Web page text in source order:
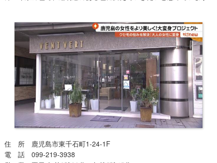
住 所 鹿児島市東千石町1-24-1F
電 話 099-219-3938